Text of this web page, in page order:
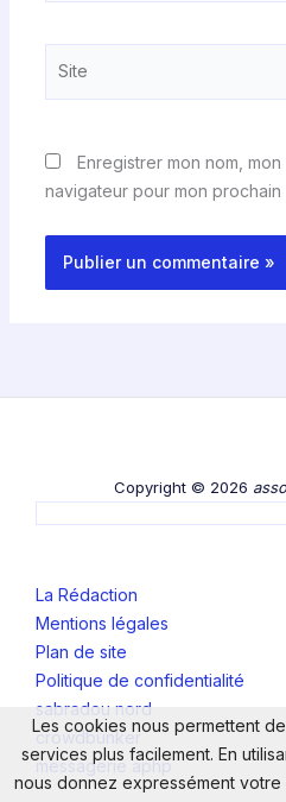
Enregistrer mon nom,
navigateur pour mon prochain
Copyright © 2026
La Rédaction
Mentions légales
Plan de site
Politique de confidentialité
sabradou nord
crowdbunker
messagerie aphp
Les cookies nous permettent
services plus facilement. En
nous donnez expressément